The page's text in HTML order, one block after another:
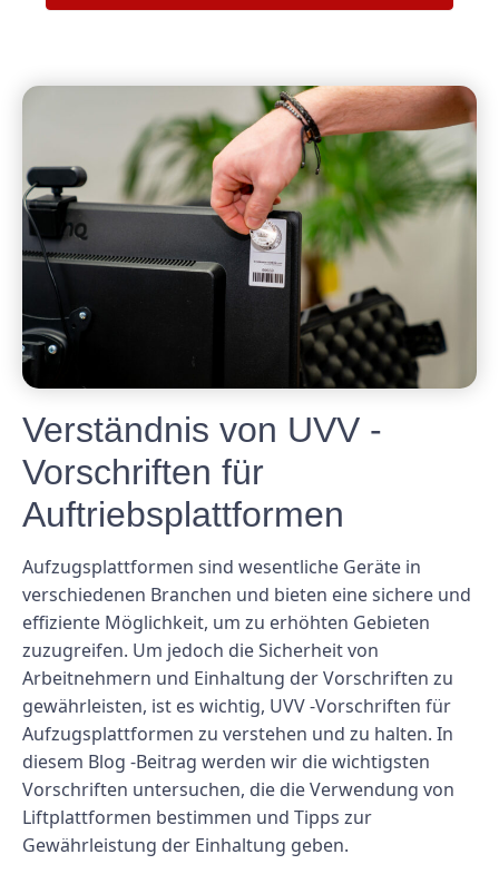
Verständnis von UVV -
Vorschriften für
Auftriebsplattformen
Aufzugsplattformen sind wesentliche Geräte in
verschiedenen Branchen und bieten eine sichere und
effiziente Möglichkeit, um zu erhöhten Gebieten
zuzugreifen. Um jedoch die Sicherheit von
Arbeitnehmern und Einhaltung der Vorschriften zu
gewährleisten, ist es wichtig, UVV -Vorschriften für
Aufzugsplattformen zu verstehen und zu halten. In
diesem Blog -Beitrag werden wir die wichtigsten
Vorschriften untersuchen, die die Verwendung von
Liftplattformen bestimmen und Tipps zur
Gewährleistung der Einhaltung geben.